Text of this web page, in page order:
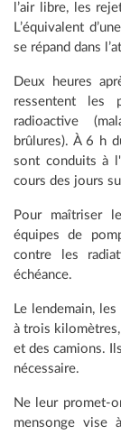
l’air libre, les
L’équivalent
se répand dans
Deux heures
ressentent les
radioactive
brûlures). À 6 h
sont conduits à
cours des jours
Pour maîtriser
équipes de
contre les
échéance.
Le lendemain,
à trois kilomètres,
et des camions.
nécessaire.
Ne leur promet-
mensonge vise